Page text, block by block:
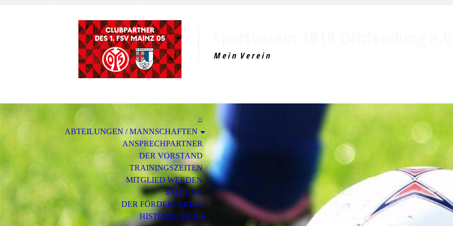
M e i n V e r e i n
⌂
ABTEILUNGEN / MANNSCHAFTEN
ANSPRECHPARTNER
DER VORSTAND
TRAININGSZEITEN
MITGLIED WERDEN
SATZUNG
DER FÖRDERVEREIN
HISTORISCHES